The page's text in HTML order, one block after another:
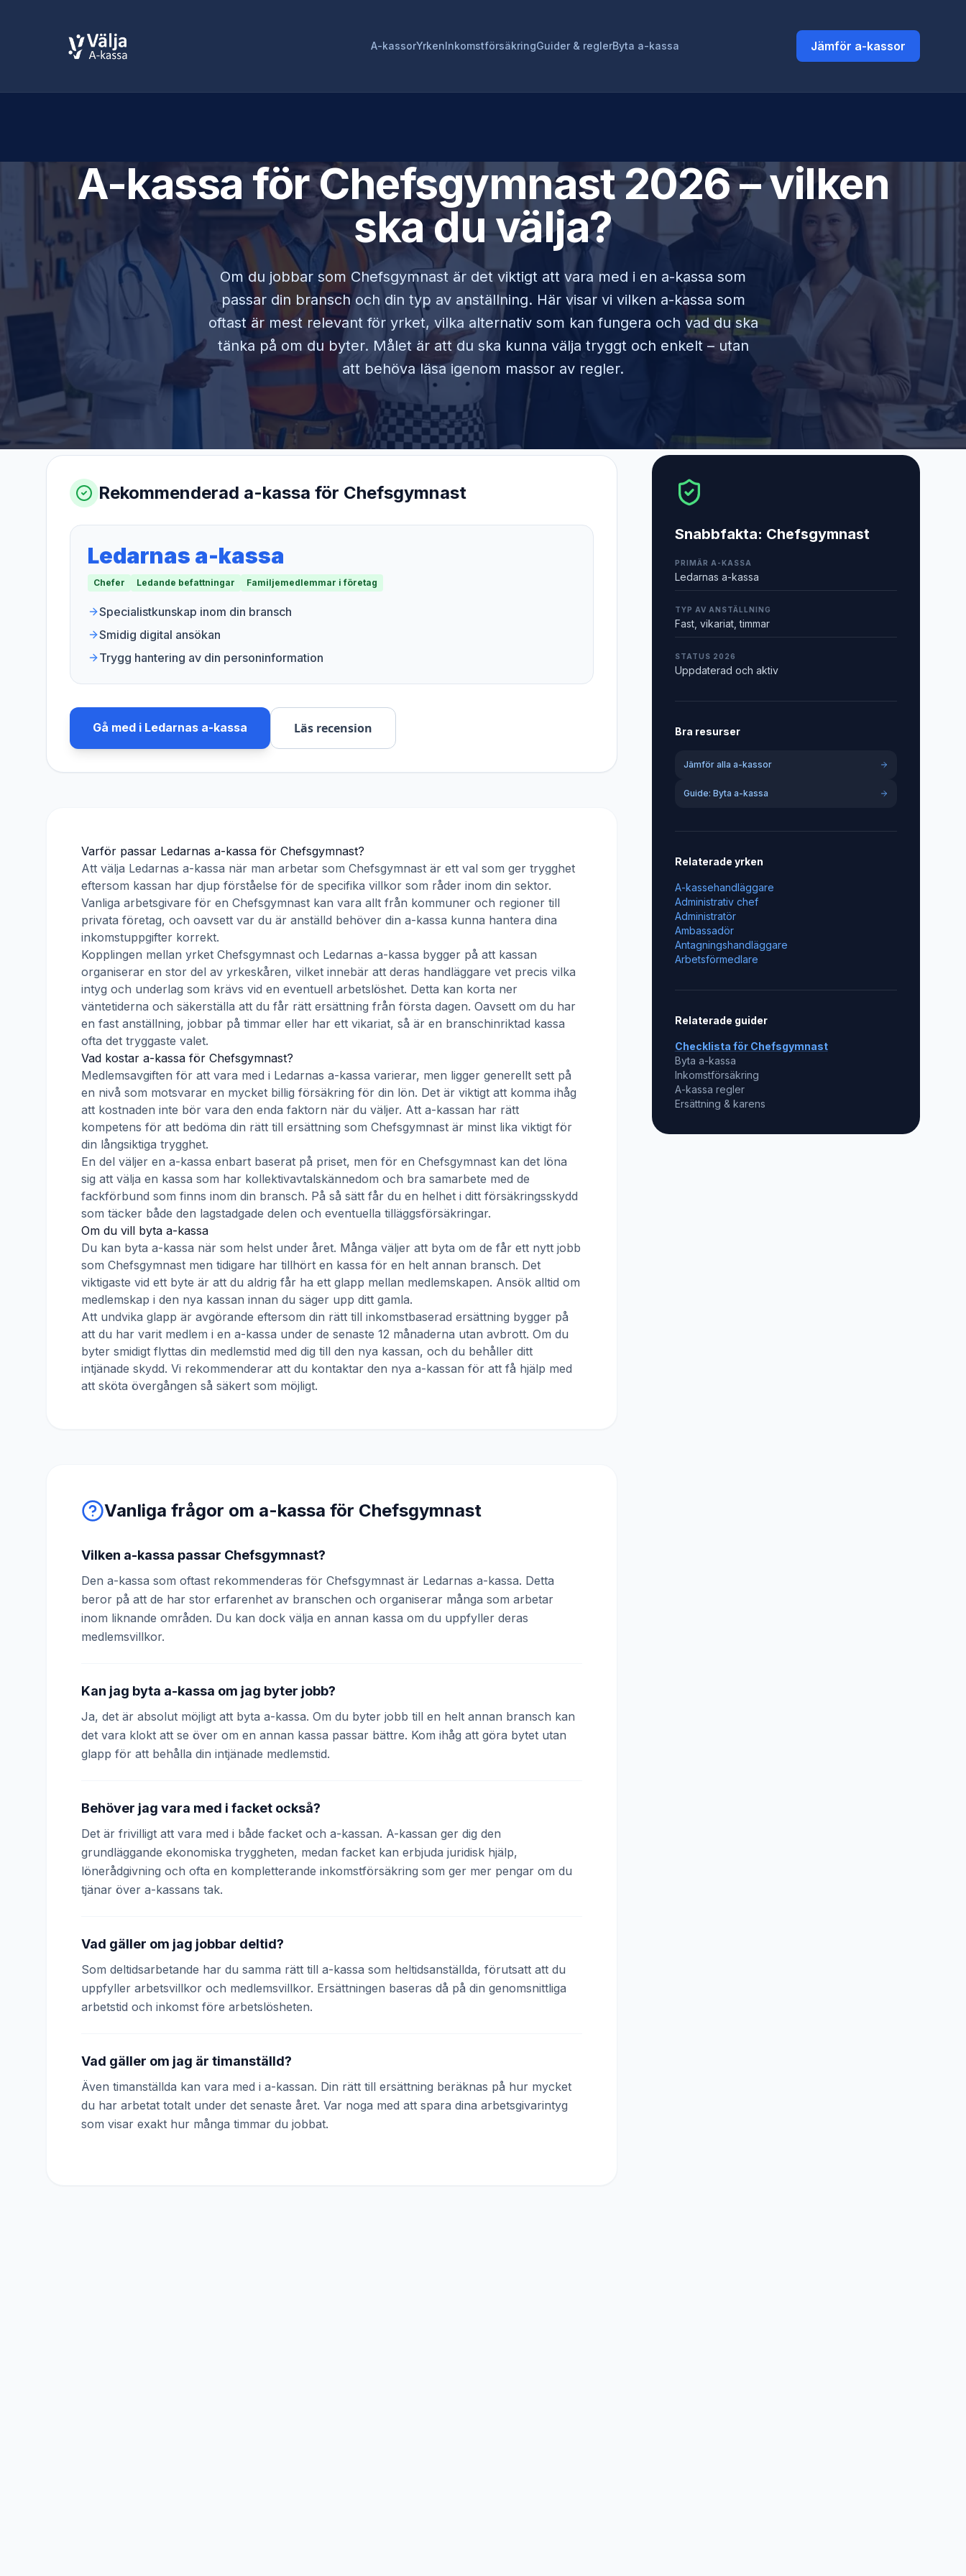
A-kassorYrkenInkomstförsäkringGuider & reglerByta a-kassa Jämför a-kassor
A-kassa förChefsgymnast2026 – vilken
ska du välja?
Om du jobbar som Chefsgymnast är det viktigt att vara med i en a-kassa som
passar din bransch och din typ av anställning. Här visar vi vilken a-kassa som
oftast är mest relevant för yrket, vilka alternativ som kan fungera och vad du ska
tänka på om du byter. Målet är att du ska kunna välja tryggt och enkelt – utan
att behöva läsa igenom massor av regler.
Rekommenderad a-kassa för Chefsgymnast
Ledarnas a-kassa
Chefer Ledande befattningar Familjemedlemmar i företag
Specialistkunskap inom din bransch
Smidig digital ansökan
Trygg hantering av din personinformation
Gå med i Ledarnas a-kassa Läs recension
Varför passar Ledarnas a-kassa för Chefsgymnast?
Att välja Ledarnas a-kassa när man arbetar som Chefsgymnast är ett val som ger trygghet
eftersom kassan har djup förståelse för de specifika villkor som råder inom din sektor.
Vanliga arbetsgivare för en Chefsgymnast kan vara allt från kommuner och regioner till
privata företag, och oavsett var du är anställd behöver din a-kassa kunna hantera dina
inkomstuppgifter korrekt.
Kopplingen mellan yrket Chefsgymnast och Ledarnas a-kassa bygger på att kassan
organiserar en stor del av yrkeskåren, vilket innebär att deras handläggare vet precis vilka
intyg och underlag som krävs vid en eventuell arbetslöshet. Detta kan korta ner
väntetiderna och säkerställa att du får rätt ersättning från första dagen. Oavsett om du har
en fast anställning, jobbar på timmar eller har ett vikariat, så är en branschinriktad kassa
ofta det tryggaste valet.
Vad kostar a-kassa för Chefsgymnast?
Medlemsavgiften för att vara med i Ledarnas a-kassa varierar, men ligger generellt sett på
en nivå som motsvarar en mycket billig försäkring för din lön. Det är viktigt att komma ihåg
att kostnaden inte bör vara den enda faktorn när du väljer. Att a-kassan har rätt
kompetens för att bedöma din rätt till ersättning som Chefsgymnast är minst lika viktigt för
din långsiktiga trygghet.
En del väljer en a-kassa enbart baserat på priset, men för en Chefsgymnast kan det löna
sig att välja en kassa som har kollektivavtalskännedom och bra samarbete med de
fackförbund som finns inom din bransch. På så sätt får du en helhet i ditt försäkringsskydd
som täcker både den lagstadgade delen och eventuella tilläggsförsäkringar.
Om du vill byta a-kassa
Du kan byta a-kassa när som helst under året. Många väljer att byta om de får ett nytt jobb
som Chefsgymnast men tidigare har tillhört en kassa för en helt annan bransch. Det
viktigaste vid ett byte är att du aldrig får ha ett glapp mellan medlemskapen. Ansök alltid om
medlemskap i den nya kassan innan du säger upp ditt gamla.
Att undvika glapp är avgörande eftersom din rätt till inkomstbaserad ersättning bygger på
att du har varit medlem i en a-kassa under de senaste 12 månaderna utan avbrott. Om du
byter smidigt flyttas din medlemstid med dig till den nya kassan, och du behåller ditt
intjänade skydd. Vi rekommenderar att du kontaktar den nya a-kassan för att få hjälp med
att sköta övergången så säkert som möjligt.
Vanliga frågor om a-kassa för Chefsgymnast
Vilken a-kassa passar Chefsgymnast?
Den a-kassa som oftast rekommenderas för Chefsgymnast är Ledarnas a-kassa. Detta
beror på att de har stor erfarenhet av branschen och organiserar många som arbetar
inom liknande områden. Du kan dock välja en annan kassa om du uppfyller deras
medlemsvillkor.
Kan jag byta a-kassa om jag byter jobb?
Ja, det är absolut möjligt att byta a-kassa. Om du byter jobb till en helt annan bransch kan
det vara klokt att se över om en annan kassa passar bättre. Kom ihåg att göra bytet utan
glapp för att behålla din intjänade medlemstid.
Behöver jag vara med i facket också?
Det är frivilligt att vara med i både facket och a-kassan. A-kassan ger dig den
grundläggande ekonomiska tryggheten, medan facket kan erbjuda juridisk hjälp,
lönerådgivning och ofta en kompletterande inkomstförsäkring som ger mer pengar om du
tjänar över a-kassans tak.
Vad gäller om jag jobbar deltid?
Som deltidsarbetande har du samma rätt till a-kassa som heltidsanställda, förutsatt att du
uppfyller arbetsvillkor och medlemsvillkor. Ersättningen baseras då på din genomsnittliga
arbetstid och inkomst före arbetslösheten.
Vad gäller om jag är timanställd?
Även timanställda kan vara med i a-kassan. Din rätt till ersättning beräknas på hur mycket
du har arbetat totalt under det senaste året. Var noga med att spara dina arbetsgivarintyg
som visar exakt hur många timmar du jobbat.
Snabbfakta: Chefsgymnast
PRIMÄR A-KASSA
Ledarnas a-kassa
TYP AV ANSTÄLLNING
Fast, vikariat, timmar
STATUS 2026
Uppdaterad och aktiv
Bra resurser
Jämför alla a-kassor
Guide: Byta a-kassa
Relaterade yrken
A-kassehandläggare
Administrativ chef
Administratör
Ambassadör
Antagningshandläggare
Arbetsförmedlare
Relaterade guider
Checklista för Chefsgymnast
Byta a-kassa
Inkomstförsäkring
A-kassa regler
Ersättning & karens